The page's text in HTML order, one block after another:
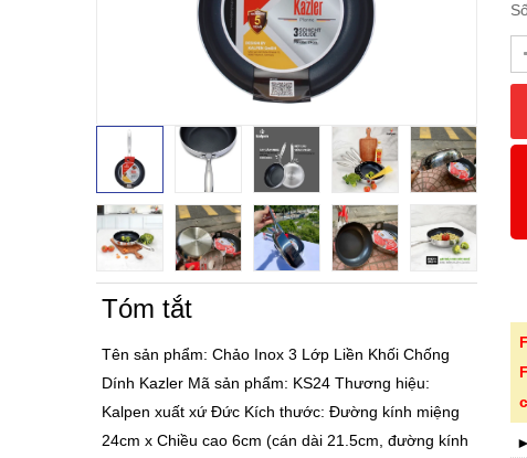
Tóm tắt
Tên sản phẩm: Chảo Inox 3 Lớp Liền Khối Chống
Dính Kazler Mã sản phẩm: KS24 Thương hiệu:
Kalpen xuất xứ Đức Kích thước: Đường kính miệng
24cm x Chiều cao 6cm (cán dài 21.5cm, đường kính
►